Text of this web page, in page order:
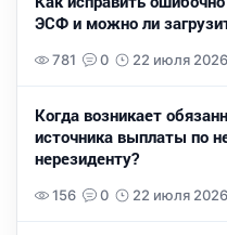
ЭСФ и можно ли
781 0 22 июля 2026
Когда возникает
источника выплаты по
нерезиденту?
156 0 22 июля 2026